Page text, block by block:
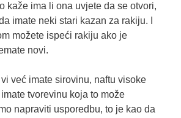
kaže ima li ona uvjete da se otvori,
imate neki stari kazan za rakiju. I
možete ispeći rakiju ako je
novi.
već imate sirovinu, naftu visoke
tvorevinu koja to može
napraviti usporedbu, to je kao da